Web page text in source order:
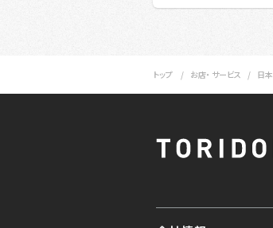
トップ お店・ サービス 日本